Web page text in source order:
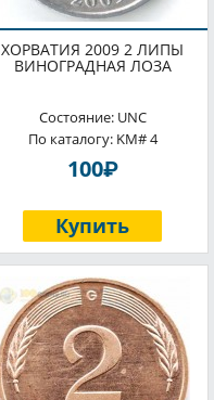
ХОРВАТИЯ 2009 2 ЛИПЫ
ВИНОГРАДНАЯ ЛОЗА
Состояние: UNC
По каталогу: KM# 4
100P
Купить